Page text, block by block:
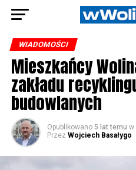
WIADOMOŚCI
Mieszkańcy
zakładu
budowlanych
Opublikowano 5 lat temu w
Przez Wojciech Basałygo